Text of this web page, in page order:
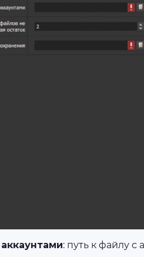
: путь к файлу с